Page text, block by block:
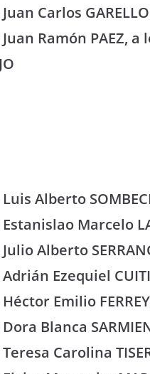
Juan Carlos
Juan Ramón PAEZ, a
Luis Alberto
Estanislao Marcelo
Julio Alberto
Adrián Ezequiel
Héctor Emilio
Dora Blanca
Teresa Carolina